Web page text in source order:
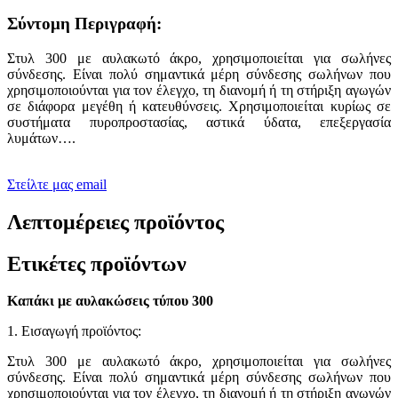
Σύντομη Περιγραφή:
Στυλ 300 με αυλακωτό άκρο, χρησιμοποιείται για σωλήνες
σύνδεσης. Είναι πολύ σημαντικά μέρη σύνδεσης σωλήνων που
χρησιμοποιούνται για τον έλεγχο, τη διανομή ή τη στήριξη αγωγών
σε διάφορα μεγέθη ή κατευθύνσεις. Χρησιμοποιείται κυρίως σε
συστήματα πυροπροστασίας, αστικά ύδατα, επεξεργασία
λυμάτων….
Στείλτε μας email
Λεπτομέρειες προϊόντος
Ετικέτες προϊόντων
Καπάκι με αυλακώσεις τύπου 300
1. Εισαγωγή προϊόντος:
Στυλ 300 με αυλακωτό άκρο, χρησιμοποιείται για σωλήνες
σύνδεσης. Είναι πολύ σημαντικά μέρη σύνδεσης σωλήνων που
χρησιμοποιούνται για τον έλεγχο, τη διανομή ή τη στήριξη αγωγών